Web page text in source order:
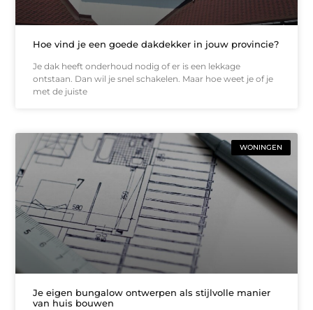
Hoe vind je een goede dakdekker in jouw provincie?
Je dak heeft onderhoud nodig of er is een lekkage
ontstaan. Dan wil je snel schakelen. Maar hoe weet je of je
met de juiste
WONINGEN
Je eigen bungalow ontwerpen als stijlvolle manier
van huis bouwen